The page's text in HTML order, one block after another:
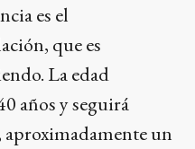
es el
que es
La edad
años y seguirá
un